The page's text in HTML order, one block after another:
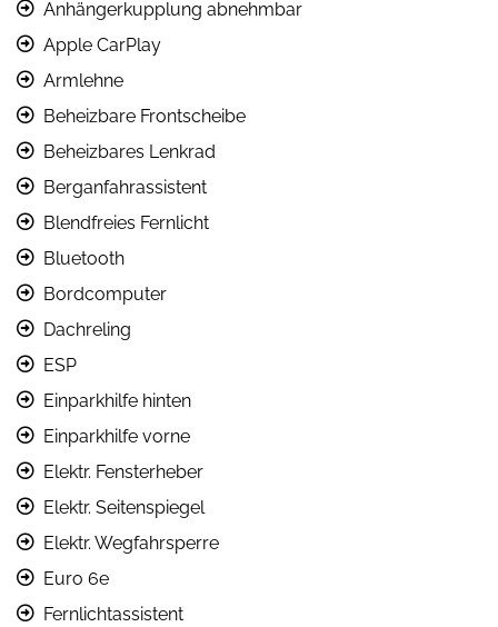
Anhängerkupplung abnehmbar
Apple CarPlay
Armlehne
Beheizbare Frontscheibe
Beheizbares Lenkrad
Berganfahrassistent
Blendfreies Fernlicht
Bluetooth
Bordcomputer
Dachreling
ESP
Einparkhilfe hinten
Einparkhilfe vorne
Elektr. Fensterheber
Elektr. Seitenspiegel
Elektr. Wegfahrsperre
Euro 6e
Fernlichtassistent